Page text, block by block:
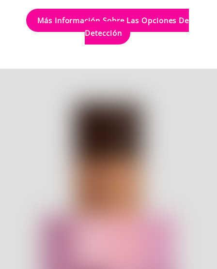
Más Información Sobre Las Opciones De
Detección